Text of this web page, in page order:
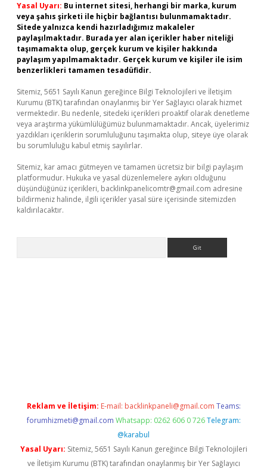
Yasal Uyarı: Bu internet sitesi, herhangi bir marka, kurum
veya şahıs şirketi ile hiçbir bağlantısı bulunmamaktadır.
Sitede yalnızca kendi hazırladığımız makaleler
paylaşılmaktadır. Burada yer alan içerikler haber niteliği
taşımamakta olup, gerçek kurum ve kişiler hakkında
paylaşım yapılmamaktadır. Gerçek kurum ve kişiler ile isim
benzerlikleri tamamen tesadüfidir.
Sitemiz, 5651 Sayılı Kanun gereğince Bilgi Teknolojileri ve İletişim
Kurumu (BTK) tarafından onaylanmış bir Yer Sağlayıcı olarak hizmet
vermektedir. Bu nedenle, sitedeki içerikleri proaktif olarak denetleme
veya araştırma yükümlülüğümüz bulunmamaktadır. Ancak, üyelerimiz
yazdıkları içeriklerin sorumluluğunu taşımakta olup, siteye üye olarak
bu sorumluluğu kabul etmiş sayılırlar.
Sitemiz, kar amacı gütmeyen ve tamamen ücretsiz bir bilgi paylaşım
platformudur. Hukuka ve yasal düzenlemelere aykırı olduğunu
düşündüğünüz içerikleri, backlinkpanelicomtr@gmail.com adresine
bildirmeniz halinde, ilgili içerikler yasal süre içerisinde sitemizden
kaldırılacaktır.
Reklam ve İletişim: E-mail: backlinkpaneli@gmail.com Teams:
forumhizmeti@gmail.com Whatsapp: 0262 606 0 726 Telegram:
@karabul
Yasal Uyarı: Sitemiz, 5651 Sayılı Kanun gereğince Bilgi Teknolojileri
ve İletişim Kurumu (BTK) tarafından onaylanmış bir Yer Sağlayıcı